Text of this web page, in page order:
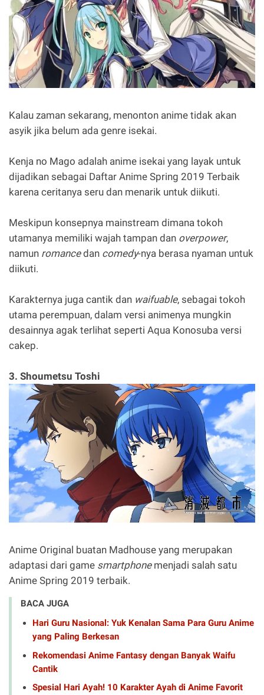
Kalau zaman sekarang, menonton anime tidak akan
asyik jika belum ada genre isekai.
Kenja no Mago adalah anime isekai yang layak untuk
dijadikan sebagai Daftar Anime Spring 2019 Terbaik
karena ceritanya seru dan menarik untuk diikuti.
Meskipun konsepnya mainstream dimana tokoh
utamanya memiliki wajah tampan dan overpower,
namun romancedan comedy-nya berasa nyaman untuk
diikuti.
Karakternya juga cantik dan waifuable, sebagai tokoh
utama perempuan, dalam versi animenya mungkin
desainnya agak terlihat seperti Aqua Konosuba versi
cakep.
3. Shoumetsu Toshi
Anime Original buatan Madhouse yang merupakan
adaptasi dari game smartphonemenjadi salah satu
Anime Spring 2019 terbaik.
BACA JUGA
Hari Guru Nasional: Yuk Kenalan Sama Para Guru Anime
yang Paling Berkesan
Rekomendasi Anime Fantasy dengan Banyak Waifu
Cantik
Spesial Hari Ayah! 10 Karakter Ayah di Anime Favorit